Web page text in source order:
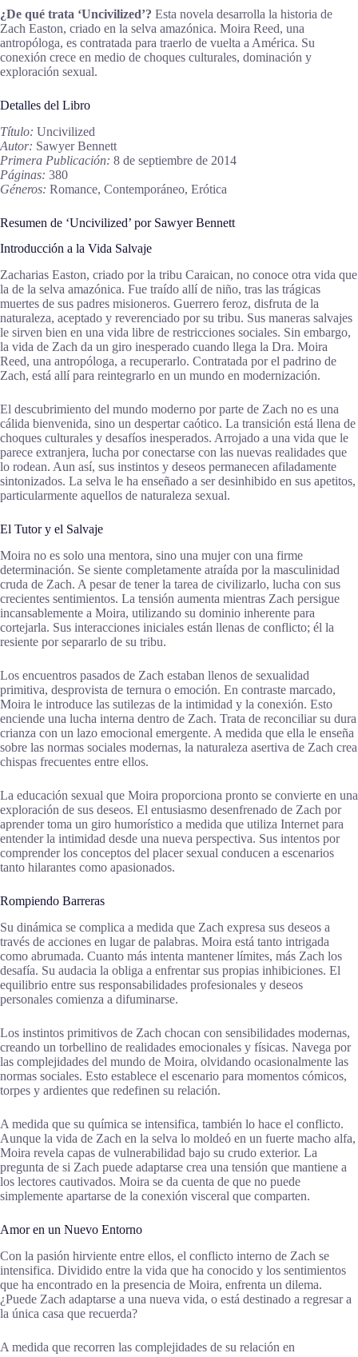
¿De qué trata ‘Uncivilized’? Esta novela desarrolla la historia de
Zach Easton, criado en la selva amazónica. Moira Reed, una
antropóloga, es contratada para traerlo de vuelta a América. Su
conexión crece en medio de choques culturales, dominación y
exploración sexual.
Detalles del Libro
Título: Uncivilized
Autor: Sawyer Bennett
Primera Publicación: 8 de septiembre de 2014
Páginas: 380
Géneros: Romance, Contemporáneo, Erótica
Resumen de ‘Uncivilized’ por Sawyer Bennett
Introducción a la Vida Salvaje
Zacharias Easton, criado por la tribu Caraican, no conoce otra vida que
la de la selva amazónica. Fue traído allí de niño, tras las trágicas
muertes de sus padres misioneros. Guerrero feroz, disfruta de la
naturaleza, aceptado y reverenciado por su tribu. Sus maneras salvajes
le sirven bien en una vida libre de restricciones sociales. Sin embargo,
la vida de Zach da un giro inesperado cuando llega la Dra. Moira
Reed, una antropóloga, a recuperarlo. Contratada por el padrino de
Zach, está allí para reintegrarlo en un mundo en modernización.
El descubrimiento del mundo moderno por parte de Zach no es una
cálida bienvenida, sino un despertar caótico. La transición está llena de
choques culturales y desafíos inesperados. Arrojado a una vida que le
parece extranjera, lucha por conectarse con las nuevas realidades que
lo rodean. Aun así, sus instintos y deseos permanecen afiladamente
sintonizados. La selva le ha enseñado a ser desinhibido en sus apetitos,
particularmente aquellos de naturaleza sexual.
El Tutor y el Salvaje
Moira no es solo una mentora, sino una mujer con una firme
determinación. Se siente completamente atraída por la masculinidad
cruda de Zach. A pesar de tener la tarea de civilizarlo, lucha con sus
crecientes sentimientos. La tensión aumenta mientras Zach persigue
incansablemente a Moira, utilizando su dominio inherente para
cortejarla. Sus interacciones iniciales están llenas de conflicto; él la
resiente por separarlo de su tribu.
Los encuentros pasados de Zach estaban llenos de sexualidad
primitiva, desprovista de ternura o emoción. En contraste marcado,
Moira le introduce las sutilezas de la intimidad y la conexión. Esto
enciende una lucha interna dentro de Zach. Trata de reconciliar su dura
crianza con un lazo emocional emergente. A medida que ella le enseña
sobre las normas sociales modernas, la naturaleza asertiva de Zach crea
chispas frecuentes entre ellos.
La educación sexual que Moira proporciona pronto se convierte en una
exploración de sus deseos. El entusiasmo desenfrenado de Zach por
aprender toma un giro humorístico a medida que utiliza Internet para
entender la intimidad desde una nueva perspectiva. Sus intentos por
comprender los conceptos del placer sexual conducen a escenarios
tanto hilarantes como apasionados.
Rompiendo Barreras
Su dinámica se complica a medida que Zach expresa sus deseos a
través de acciones en lugar de palabras. Moira está tanto intrigada
como abrumada. Cuanto más intenta mantener límites, más Zach los
desafía. Su audacia la obliga a enfrentar sus propias inhibiciones. El
equilibrio entre sus responsabilidades profesionales y deseos
personales comienza a difuminarse.
Los instintos primitivos de Zach chocan con sensibilidades modernas,
creando un torbellino de realidades emocionales y físicas. Navega por
las complejidades del mundo de Moira, olvidando ocasionalmente las
normas sociales. Esto establece el escenario para momentos cómicos,
torpes y ardientes que redefinen su relación.
A medida que su química se intensifica, también lo hace el conflicto.
Aunque la vida de Zach en la selva lo moldeó en un fuerte macho alfa,
Moira revela capas de vulnerabilidad bajo su crudo exterior. La
pregunta de si Zach puede adaptarse crea una tensión que mantiene a
los lectores cautivados. Moira se da cuenta de que no puede
simplemente apartarse de la conexión visceral que comparten.
Amor en un Nuevo Entorno
Con la pasión hirviente entre ellos, el conflicto interno de Zach se
intensifica. Dividido entre la vida que ha conocido y los sentimientos
que ha encontrado en la presencia de Moira, enfrenta un dilema.
¿Puede Zach adaptarse a una nueva vida, o está destinado a regresar a
la única casa que recuerda?
A medida que recorren las complejidades de su relación en